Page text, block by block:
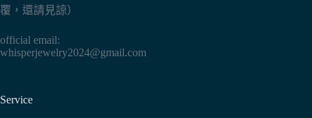
覆，還請見諒）
official email:
whisperjewelry2024@gmail.com
Service